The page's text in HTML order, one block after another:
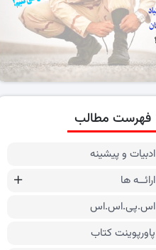
فهرست مطالب
ادبیات و پیشینه
ارائــه ها
اس.پی.اس.اس
پاورپوینت کتاب